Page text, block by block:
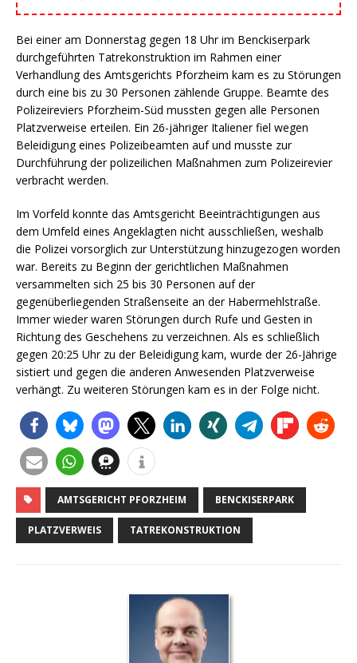
Bei einer am Donnerstag gegen 18 Uhr im Benckiserpark
durchgeführten Tatrekonstruktion im Rahmen einer
Verhandlung des Amtsgerichts Pforzheim kam es zu Störungen
durch eine bis zu 30 Personen zählende Gruppe. Beamte des
Polizeireviers Pforzheim-Süd mussten gegen alle Personen
Platzverweise erteilen. Ein 26-jähriger Italiener fiel wegen
Beleidigung eines Polizeibeamten auf und musste zur
Durchführung der polizeilichen Maßnahmen zum Polizeirevier
verbracht werden.
Im Vorfeld konnte das Amtsgericht Beeinträchtigungen aus
dem Umfeld eines Angeklagten nicht ausschließen, weshalb
die Polizei vorsorglich zur Unterstützung hinzugezogen worden
war. Bereits zu Beginn der gerichtlichen Maßnahmen
versammelten sich 25 bis 30 Personen auf der
gegenüberliegenden Straßenseite an der Habermehlstraße.
Immer wieder waren Störungen durch Rufe und Gesten in
Richtung des Geschehens zu verzeichnen. Als es schließlich
gegen 20:25 Uhr zu der Beleidigung kam, wurde der 26-Jährige
sistiert und gegen die anderen Anwesenden Platzverweise
verhängt. Zu weiteren Störungen kam es in der Folge nicht.
AMTSGERICHT PFORZHEIM BENCKISERPARK
PLATZVERWEIS TATREKONSTRUKTION